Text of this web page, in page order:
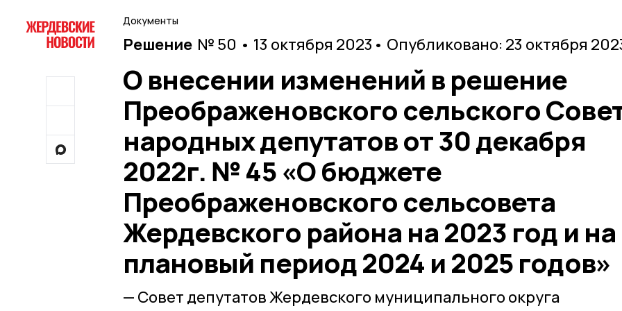
Документы
Решение № 50 • 13 октября 2023 • Опубликовано: 23 октября
О внесении изменений в решение
Преображеновского сельского
народных депутатов от 30 декабря
2022г. № 45 «О бюджете
Преображеновского сельсовета
Жердевского района на 2023 год и на
плановый период 2024 и 2025 годов»
— Совет депутатов Жердевского муниципального округа